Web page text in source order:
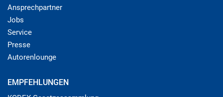
Ansprechpartner
Jobs
Service
Presse
Autorenlounge
EMPFEHLUNGEN